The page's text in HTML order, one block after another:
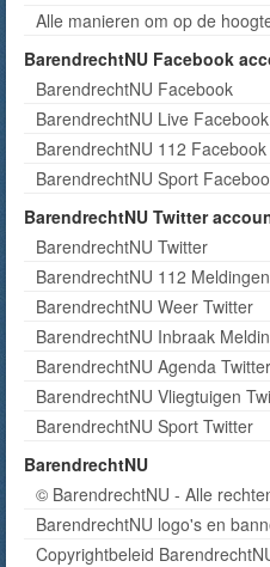
Alle manieren om op de
BarendrechtNU Facebook
BarendrechtNU Facebook
BarendrechtNU Live Facebook
BarendrechtNU 112 Facebook
BarendrechtNU Sport
BarendrechtNU Twitter
BarendrechtNU Twitter
BarendrechtNU 112
BarendrechtNU Weer Twitter
BarendrechtNU Inbraak
BarendrechtNU Agenda Twitter
BarendrechtNU Vliegtuigen
BarendrechtNU Sport Twitter
BarendrechtNU
© BarendrechtNU - Alle
BarendrechtNU logo's en
Copyrightbeleid